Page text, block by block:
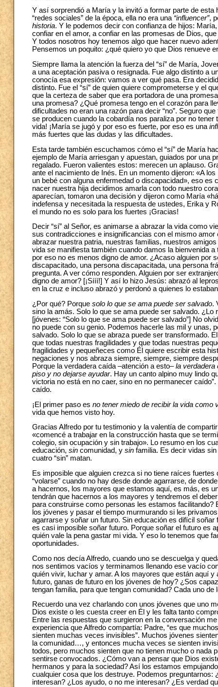
Y así sorprendió a María y la invitó a formar parte de
“redes sociales” de la época, ella no era una “influencer”,
historia. Y le podemos decir con confianza de hijos:
confiar en el amor, a confiar en las promesas de Dios,
Y todos nosotros hoy tenemos algo que hacer nuevo
Pensemos un poquito: ¿qué quiero yo que Dios renueve
Siempre llama la atención la fuerza del “sí” de María,
a una aceptación pasiva o resignada. Fue algo distinto a
conocía esa expresión: vamos a ver qué pasa. Era
distinto. Fue el “sí” de quien quiere comprometerse y el
que la certeza de saber que era portadora de una
una promesa? ¿Qué promesa tengo en el corazón para
dificultades no eran una razón para decir “no”. Seguro
se producen cuando la cobardía nos paraliza por no
vida! ¡María se jugó y por eso es fuerte, por eso es una
más fuertes que las dudas y las dificultades.
Esta tarde también escuchamos cómo el “sí” de María
ejemplo de María arriesgan y apuestan, guiados por una
regalado. Fueron valientes estos: merecen un aplauso.
ante el nacimiento de Inés. En un momento dijeron: «A
un bebé con alguna enfermedad o discapacidad», eso
nacer nuestra hija decidimos amarla con todo nuestro
aparecían, tomaron una decisión y dijeron como María
indefensa y necesitada la respuesta de ustedes, Erika y
el mundo no es solo para los fuertes ¡Gracias!
Decir “sí” al Señor, es animarse a abrazar la vida como
sus contradicciones e insignificancias con el mismo
abrazar nuestra patria, nuestras familias, nuestros
vida se manifiesta también cuando damos la bienvenida
por eso no es menos digno de amor. ¿Acaso alguien por
discapacitado, una persona discapacitada, una persona
pregunta. A ver cómo responden. Alguien por ser
digno de amor? [¡Sííí!] Y así lo hizo Jesús: abrazó al
en la cruz e incluso abrazó y perdonó a quienes lo
¿Por qué? Porque solo lo que se ama puede ser salvado.
sino la amás. Solo lo que se ama puede ser salvado.
[jóvenes: “Solo lo que se ama puede ser salvado”] No
no puede con su genio. Podemos hacerle las mil y unas,
salvado. Solo lo que se abraza puede ser transformado.
que todas nuestras fragilidades y que todas nuestras
fragilidades y pequeñeces como Él quiere escribir esta
negaciones y nos abraza siempre, siempre, siempre
Porque la verdadera caída –atención a esto–la verdadera
piso y no dejarse ayudar. Hay un canto alpino muy lindo
victoria no está en no caer, sino en no permanecer
caído.
¡El primer paso es no tener miedo de recibir la vida como
vida que hemos visto hoy.
Gracias Alfredo por tu testimonio y la valentía de
«comencé a trabajar en la construcción hasta que se
colegio, sin ocupación y sin trabajo». Lo resumo en los
educación, sin comunidad, y sin familia. Es decir vidas
cuatro “sin” matan.
Es imposible que alguien crezca si no tiene raíces
“volarse” cuando no hay desde donde agarrarse, de
a hacernos, los mayores que estamos aquí, es más, es
tendrán que hacernos a los mayores y tendremos el
para construirse como personas les estamos
los jóvenes y pasar el tiempo murmurando si les
agarrarse y soñar un futuro. Sin educación es difícil
es casi imposible soñar futuro. Porque soñar el futuro es
quién vale la pena gastar mi vida. Y eso lo tenemos que
oportunidades.
Como nos decía Alfredo, cuando uno se descuelga y
nos sentimos vacíos y terminamos llenando ese vacío
quién vivir, luchar y amar. A los mayores que están aquí
futuro, ganas de futuro en los jóvenes de hoy? ¿Sos
tengan familia, para que tengan comunidad? Cada uno
Recuerdo una vez charlando con unos jóvenes que uno
Dios existe o les cuesta creer en Él y les falta tanto
Entre las respuestas que surgieron en la conversación
experiencia que Alfredo compartía: Padre, “es que
sienten muchas veces invisibles”. Muchos jóvenes
la comunidad…, y entonces mucha veces se sienten
todos, pero muchos sienten que no tienen mucho o nada
sentirse convocados. ¿Cómo van a pensar que Dios
hermanos y para la sociedad? Así los estamos
cualquier cosa que los destruye. Podemos
interesan? ¿Los ayudo, o no me interesan? ¿Es verdad